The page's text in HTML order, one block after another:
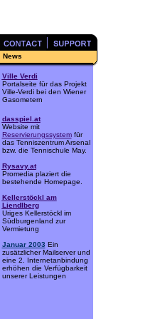
News
Ville Verdi
Portalseite für das Projekt
Ville-Verdi bei den Wiener
Gasometern
dasspiel.at
Website mit
Reservierungssystemfür
das Tenniszentrum Arsenal
bzw. die Tennischule May.
Rysavy.at
Promedia plaziert die
bestehende Homepage.
Kellerstöckl am
Liendlberg
Uriges Kellerstöckl im
Südburgenland zur
Vermietung
Januar 2003 Ein
zusätzlicher Mailserver und
eine 2. Internetanbindung
erhöhen die Verfügbarkeit
unserer Leistungen